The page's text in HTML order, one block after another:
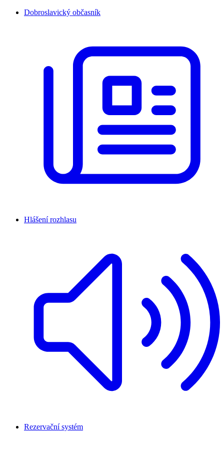
Dobroslavický občasník
Hlášení rozhlasu
Rezervační systém